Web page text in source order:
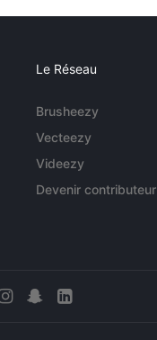
Le Réseau
Brusheezy
Vecteezy
Videezy
Devenir contributeur